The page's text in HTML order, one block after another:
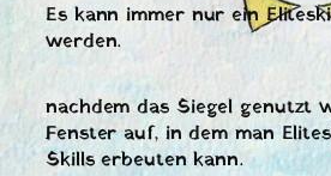
Es kann immer nur ein
werden.
nachdem das Siegel genutzt
Fenster auf, in dem man
Skills erbeuten kann.